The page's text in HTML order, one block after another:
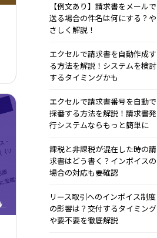
【例文あり】請求書をメールで
送る場合の件名は何にする？や
さしく解説！
エクセルで請求書を自動作成す
る方法を解説！システムを検討
するタイミングかも
エクセルで請求書番号を自動で
採番する方法を解説！請求書発
行システムならもっと簡単に
課税と非課税が混在した時の請
求書はどう書く？インボイスの
場合の対応も要確認
リース取引へのインボイス制度
の影響は？交付するタイミング
や要不要を徹底解説